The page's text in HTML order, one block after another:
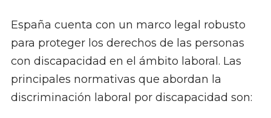
España cuenta con un marco legal robusto
para proteger los derechos de las personas
con discapacidad en el ámbito laboral. Las
principales normativas que abordan la
discriminación laboral por discapacidad son: